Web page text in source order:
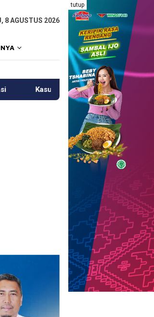
tutup
8 AGUSTUS 2026
Perempuan di Pinrang, Polisi